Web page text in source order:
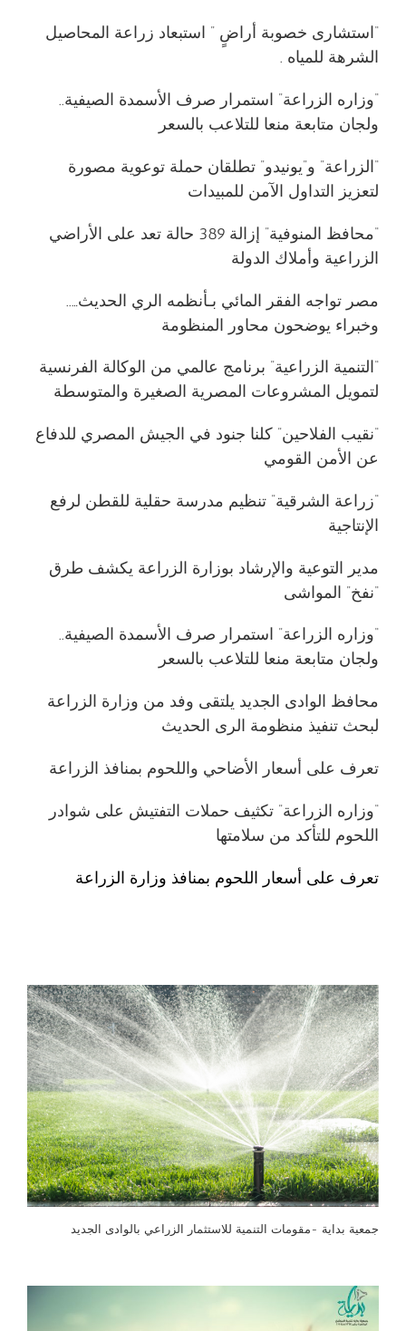
“استشارى خصوبة أراضٍ ” استبعاد زراعة المحاصيل
الشرهة للمياه .
“وزاره الزراعة” استمرار صرف الأسمدة الصيفية..
ولجان متابعة منعا للتلاعب بالسعر
“الزراعة” و”يونيدو” تطلقان حملة توعوية مصورة
لتعزيز التداول الآمن للمبيدات
“محافظ المنوفية” إزالة 389 حالة تعد على الأراضي
الزراعية وأملاك الدولة
مصر تواجه الفقر المائي بـأنظمه الري الحديث…..
وخبراء يوضحون محاور المنظومة
“التنمية الزراعية” برنامج عالمي من الوكالة الفرنسية
لتمويل المشروعات المصرية الصغيرة والمتوسطة
“نقيب الفلاحين” كلنا جنود في الجيش المصري للدفاع
عن الأمن القومي
“زراعة الشرقية” تنظيم مدرسة حقلية للقطن لرفع
الإنتاجية
مدير التوعية والإرشاد بوزارة الزراعة يكشف طرق
“نفخ” المواشى
“وزاره الزراعة” استمرار صرف الأسمدة الصيفية..
ولجان متابعة منعا للتلاعب بالسعر
محافظ الوادى الجديد يلتقى وفد من وزارة الزراعة
لبحث تنفيذ منظومة الرى الحديث
تعرف على أسعار الأضاحي واللحوم بمنافذ الزراعة
“وزاره الزراعة” تكثيف حملات التفتيش على شوادر
اللحوم للتأكد من سلامتها
تعرف على أسعار اللحوم بمنافذ وزارة الزراعة
جمعية بداية -مقومات التنمية للاستثمار الزراعي بالوادى الجديد